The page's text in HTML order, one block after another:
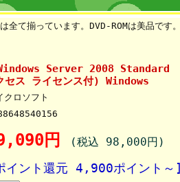
て揃っています。DVD-ROMは美品です。
Windows Server 2008 Standard
セス ライセンス付) Windows
クロソフト
円 (税込 98,000円)
イント還元 4,900ポイント～]